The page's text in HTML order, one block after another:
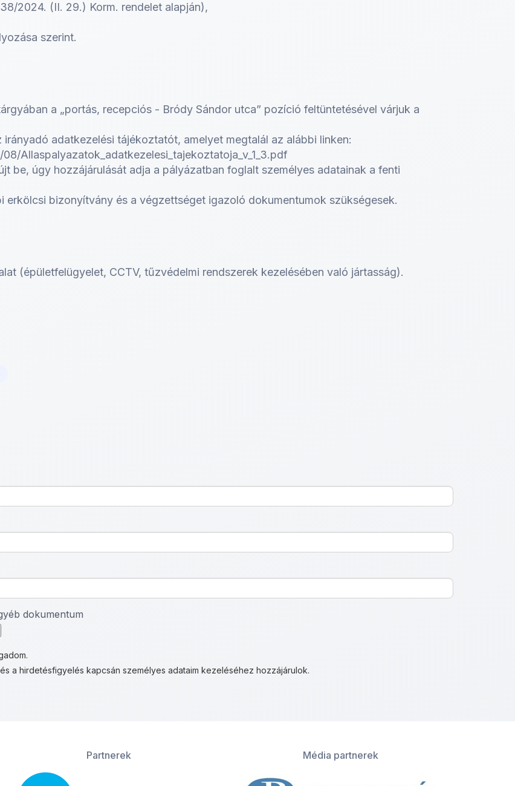
2024. (II. 29.) Korm. rendelet alapján),
szerint.
a „portás, recepciós - Bródy Sándor utca” pozíció feltüntetésével várjuk a
adatkezelési tájékoztatót, amelyet megtalál az alábbi linken:
Allaspalyazatok_adatkezelesi_tajekoztatoja_v_1_3.pdf
be, úgy hozzájárulását adja a pályázatban foglalt személyes adatainak a fenti
bizonyítvány és a végzettséget igazoló dokumentumok szükségesek.
(épületfelügyelet, CCTV, tűzvédelmi rendszerek kezelésében való jártasság).
dokumentum
a hirdetésfigyelés kapcsán személyes adataim kezeléséhez hozzájárulok.
Partnerek Média partnerek